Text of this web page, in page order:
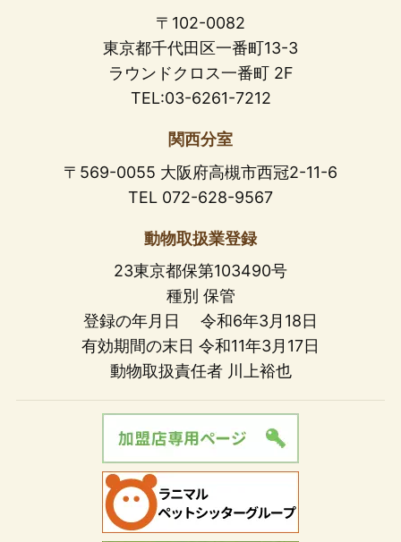
〒102-0082
東京都千代田区一番町13-3
ラウンドクロス一番町 2F
TEL:03-6261-7212
関西分室
〒569-0055 大阪府高槻市西冠2-11-6
TEL 072-628-9567
動物取扱業登録
23東京都保第103490号
種別 保管
登録の年月日 令和6年3月18日
有効期間の末日 令和11年3月17日
動物取扱責任者 川上裕也